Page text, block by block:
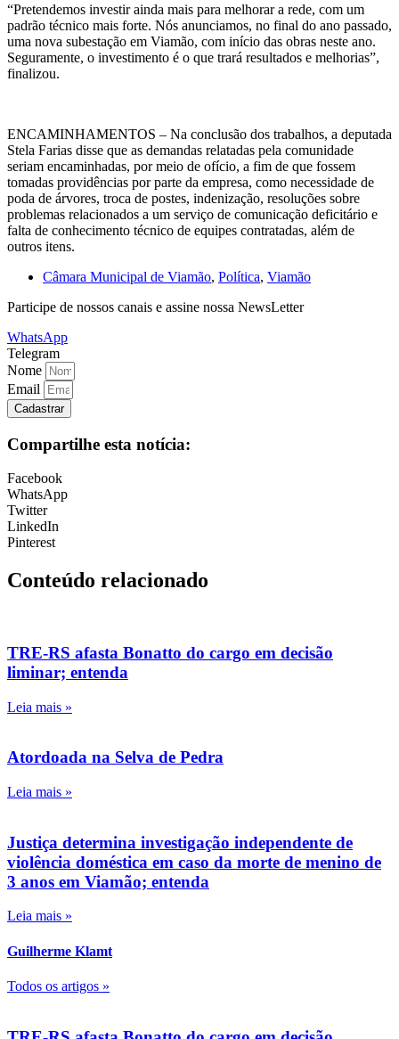
“Pretendemos investir ainda mais para melhorar a rede, com um
padrão técnico mais forte. Nós anunciamos, no final do ano passado,
uma nova subestação em Viamão, com início das obras neste ano.
Seguramente, o investimento é o que trará resultados e melhorias”,
finalizou.
ENCAMINHAMENTOS – Na conclusão dos trabalhos, a deputada
Stela Farias disse que as demandas relatadas pela comunidade
seriam encaminhadas, por meio de ofício, a fim de que fossem
tomadas providências por parte da empresa, como necessidade de
poda de árvores, troca de postes, indenização, resoluções sobre
problemas relacionados a um serviço de comunicação deficitário e
falta de conhecimento técnico de equipes contratadas, além de
outros itens.
Câmara Municipal de Viamão, Política, Viamão
Participe de nossos canais e assine nossa NewsLetter
WhatsApp
Telegram
Nome
Email
Cadastrar
Compartilhe esta notícia:
Facebook
WhatsApp
Twitter
LinkedIn
Pinterest
Conteúdo relacionado
TRE-RS afasta Bonatto do cargo em decisão
liminar; entenda
Leia mais »
Atordoada na Selva de Pedra
Leia mais »
Justiça determina investigação independente de
violência doméstica em caso da morte de menino de
3 anos em Viamão; entenda
Leia mais »
Guilherme Klamt
Todos os artigos »